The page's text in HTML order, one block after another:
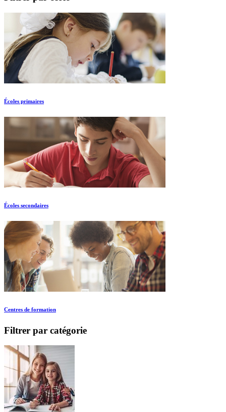
Écoles primaires
Écoles secondaires
Centres de formation
Filtrer par catégorie